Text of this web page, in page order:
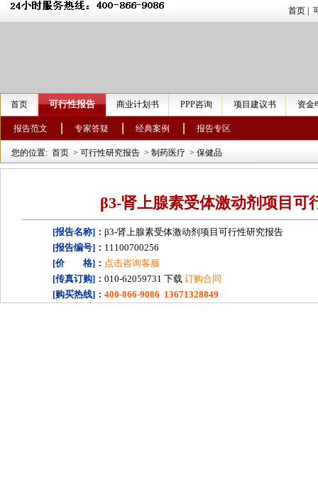
首页
首页 可行性报告 商业计划书 PPP咨询 项目建议书 资金
报告范文 专家答疑 经典案例 报告专区
您的位置: 首页 > 可行性研究报告 > 制药医疗 > 保健品
β3-肾上腺素受体激动剂项目可
[报告名称]： β3-肾上腺素受体激动剂项目可行性研究报告
[报告编号]： 11100700256
[价 格]： 点击咨询客服
[传真订购]： 010-62059731 下载 订购合同
[购买热线]： 400-866-9086 13671328849